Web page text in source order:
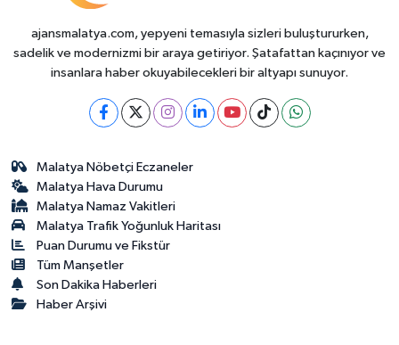
ajansmalatya.com, yepyeni temasıyla sizleri buluştururken,
sadelik ve modernizmi bir araya getiriyor. Şatafattan kaçınıyor ve
insanlara haber okuyabilecekleri bir altyapı sunuyor.
Malatya Nöbetçi Eczaneler
Malatya Hava Durumu
Malatya Namaz Vakitleri
Malatya Trafik Yoğunluk Haritası
Puan Durumu ve Fikstür
Tüm Manşetler
Son Dakika Haberleri
Haber Arşivi